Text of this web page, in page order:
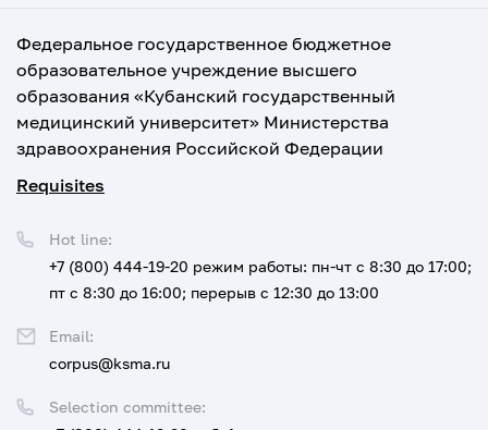
Федеральное государственное бюджетное
образовательное учреждение высшего
образования «Кубанский государственный
медицинский университет» Министерства
здравоохранения Российской Федерации
Requisites
Selection committee:
Hot line:
+7 (800) 444-19-20 режим работы: пн-чт с 8:30 до 17:00;
пт с 8:30 до 16:00; перерыв с 12:30 до 13:00
Email:
corpus@ksma.ru